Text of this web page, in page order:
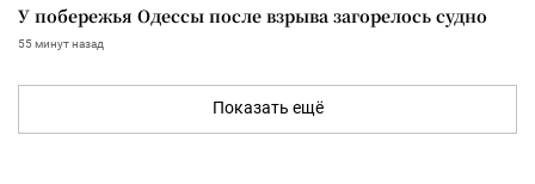
У побережья Одессы после взрыва загорелось судно
55 минут назад
Показать ещё